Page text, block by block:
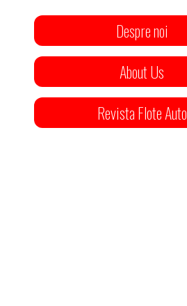
Despre noi
About Us
Revista Flote Auto